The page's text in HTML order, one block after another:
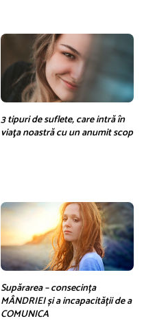
3 tipuri de suflete, care intră în
viaţa noastră cu un anumit scop
Supărarea – consecința
MÂNDRIEI și a incapacității de a
COMUNICA